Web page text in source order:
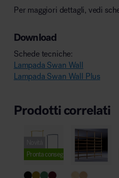
Per maggiori dettagli, vedi
Download
Schede tecniche:
Lampada Swan Wall
Lampada Swan Wall Plus
Prodotti correlati
Pronta consegna